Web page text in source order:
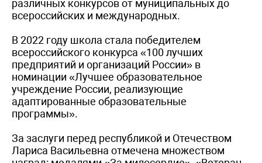
различных конкурсов от муниципальных до
всероссийских и международных.
В 2022 году школа стала победителем
всероссийского конкурса «100 лучших
предприятий и организаций России» в
номинации «Лучшее образовательное
учреждение России, реализующие
адаптированные образовательные
программы».
За заслуги перед республикой и Отечеством
Лариса Васильевна отмечена множеством